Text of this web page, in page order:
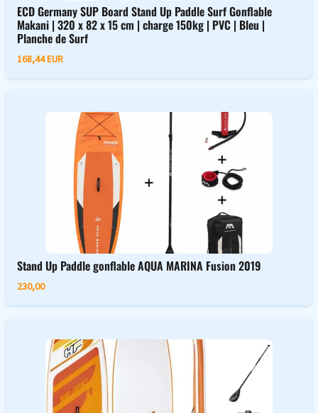
ECD Germany SUP Board Stand Up Paddle Surf Gonflable
Makani | 320 x 82 x 15 cm | charge 150kg | PVC | Bleu |
Planche de Surf
168,44 EUR
Stand Up Paddle gonflable AQUA MARINA Fusion 2019
230,00